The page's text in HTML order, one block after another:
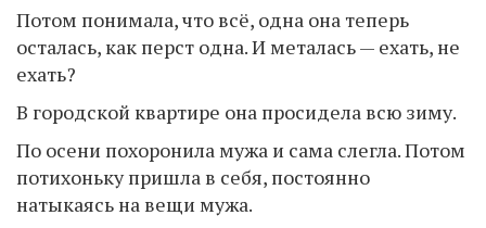
Потом понимала, что всё, одна она теперь
осталась, как перст одна. И металась — ехать, не
ехать?
В городской квартире она просидела всю зиму.
По осени похоронила мужа и сама слегла. Потом
потихоньку пришла в себя, постоянно
натыкаясь на вещи мужа.